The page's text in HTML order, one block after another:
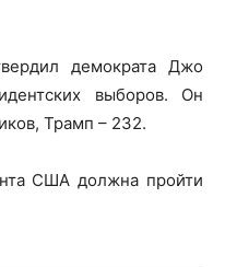
демократа Джо
выборов. Он
Трамп – 232.
США должна пройти